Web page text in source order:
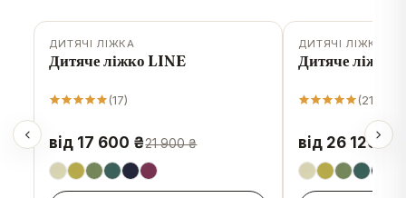
-20%
ДИТЯЧІ ЛІЖКА
Дитяче ліжко LINE
(17)
від 17 600 ₴21 900 ₴
ДИТЯЧІ ЛІЖКА
Дитяче ліжко
(21
від 26 120 ₴